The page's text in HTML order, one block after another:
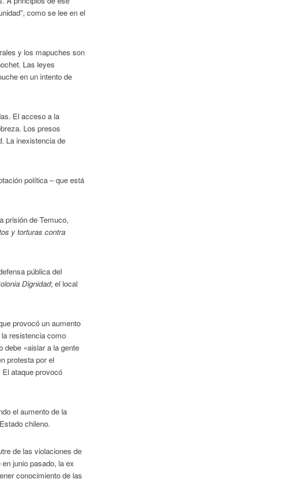
como se lee en el
y los mapuches son
Las leyes
en un intento de
El acceso a la
Los presos
La inexistencia de
política – que está
prisión de Temuco,
y torturas contra
pública del
Dignidad; el local
provocó un aumento
resistencia como
debe «aislar a la gente
protesta por el
ataque provocó
el aumento de la
chileno.
de las violaciones de
junio pasado, la ex
conocimiento de las